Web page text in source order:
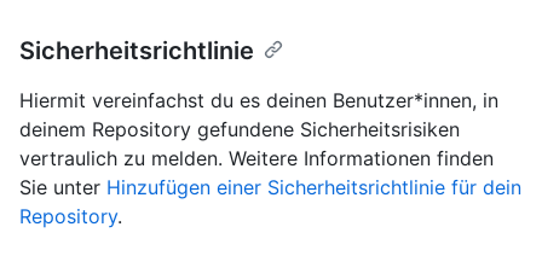
Sicherheitsrichtlinie
Hiermit vereinfachst du es deinen Benutzer*innen, in
deinem Repository gefundene Sicherheitsrisiken
vertraulich zu melden. Weitere Informationen finden
Sie unter Hinzufügen einer Sicherheitsrichtlinie für dein
Repository.